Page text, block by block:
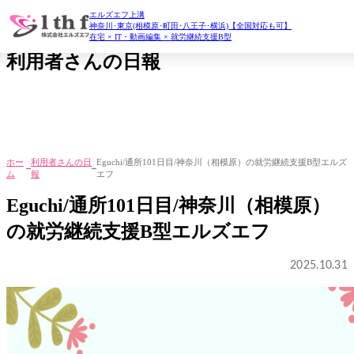
エルズエフ上溝
神奈川･東京(相模原･町田･八王子･横浜)【全国対応も可】
在宅 × IT・動画編集 × 就労継続支援B型
daily report
利用者さんの日報
ホー
ム
利用者さんの日
報
Eguchi/通所101日目/神奈川（相模原）の就労継続支援B型エルズ
エフ
Eguchi/通所101日目/神奈川（相模原）
の就労継続支援B型エルズエフ
2025.10.31